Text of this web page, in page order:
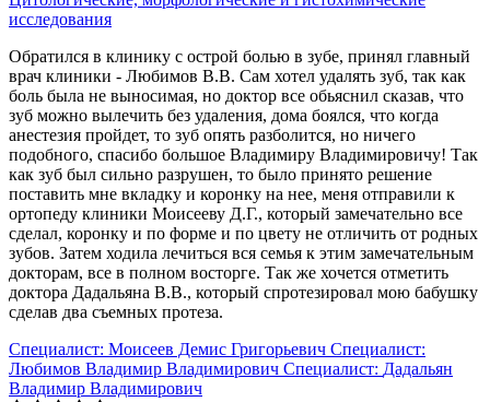
исследования
Обратился в клинику с острой болью в зубе, принял главный
врач клиники - Любимов В.В. Сам хотел удалять зуб, так как
боль была не выносимая, но доктор все обьяснил сказав, что
зуб можно вылечить без удаления, дома боялся, что когда
анестезия пройдет, то зуб опять разболится, но ничего
подобного, спасибо большое Владимиру Владимировичу! Так
как зуб был сильно разрушен, то было принято решение
поставить мне вкладку и коронку на нее, меня отправили к
ортопеду клиники Моисееву Д.Г., который замечательно все
сделал, коронку и по форме и по цвету не отличить от родных
зубов. Затем ходила лечиться вся семья к этим замечательным
докторам, все в полном восторге. Так же хочется отметить
доктора Дадальяна В.В., который спротезировал мою бабушку
сделав два съемных протеза.
Специалист: Моисеев Демис Григорьевич Специалист:
Любимов Владимир Владимирович Специалист: Дадальян
Владимир Владимирович